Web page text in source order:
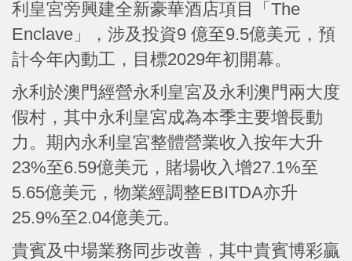
利皇宮旁興建全新豪華酒店項目「The
Enclave」，涉及投資9 億至9.5億美元，預
計今年內動工，目標2029年初開幕。
永利於澳門經營永利皇宮及永利澳門兩大度
假村，其中永利皇宮成為本季主要增長動
力。期內永利皇宮整體營業收入按年大升
23%至6.59億美元，賭場收入增27.1%至
5.65億美元，物業經調整EBITDA亦升
25.9%至2.04億美元。
貴賓及中場業務同步改善，其中貴賓博彩贏